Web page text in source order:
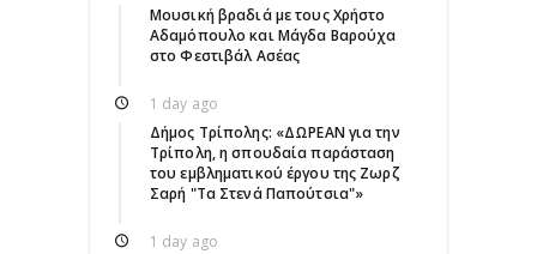
Μουσική βραδιά με τους Χρήστο
Αδαμόπουλο και Μάγδα Βαρούχα
στο Φεστιβάλ Ασέας
1 day ago
Δήμος Τρίπολης: «ΔΩΡΕΑΝ για την
Τρίπολη, η σπουδαία παράσταση
του εμβληματικού έργου της Ζωρζ
Σαρή "Τα Στενά Παπούτσια"»
1 day ago